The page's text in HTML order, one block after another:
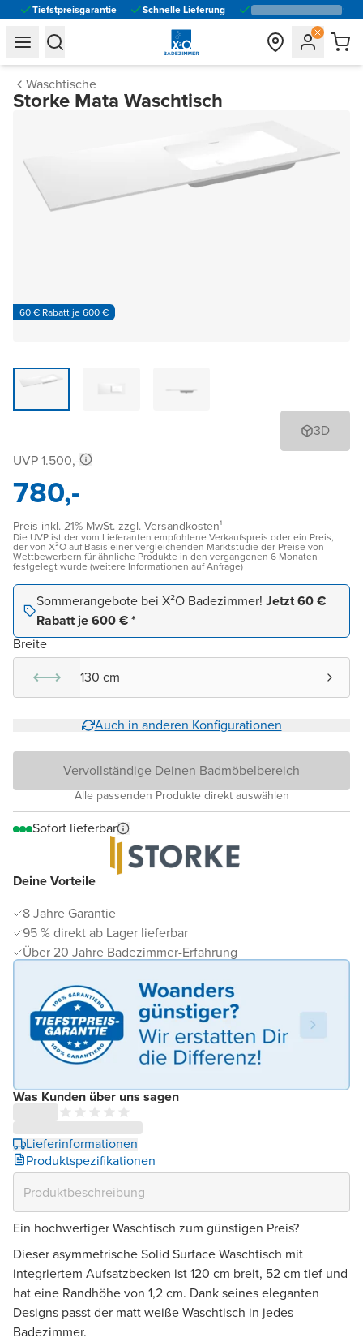
Tiefstpreisgarantie Schnelle Lieferung
general.navigation.toggle_menu.label
general.navigation.toggle_menu.label
Waschtische
Storke Mata Waschtisch
60 € Rabatt je 600 €
3D
Deine Vorteile
8 Jahre Garantie
95 % direkt ab Lager lieferbar
Über 20 Jahre Badezimmer-Erfahrung
Was Kunden über uns sagen
Lieferinformationen
Produktspezifikationen
UVP 1.500,-
780,-
Preis inkl. 21% MwSt. zzgl. Versandkosten¹
Die UVP ist der vom Lieferanten empfohlene Verkaufspreis oder ein Preis,
der von X²O auf Basis einer vergleichenden Marktstudie der Preise von
Wettbewerbern für ähnliche Produkte in den vergangenen 6 Monaten
festgelegt wurde (weitere Informationen auf Anfrage)
Sommerangebote bei X²O Badezimmer! Jetzt 60 €
Rabatt je 600 € *
Breite
130 cm
Auch in anderen Konfigurationen
Vervollständige Deinen Badmöbelbereich
Alle passenden Produkte direkt auswählen
Sofort lieferbar
Ein hochwertiger Waschtisch zum günstigen Preis?
Dieser asymmetrische Solid Surface Waschtisch mit
integriertem Aufsatzbecken ist 120 cm breit, 52 cm tief und
hat eine Randhöhe von 1,2 cm. Dank seines eleganten
Designs passt der matt weiße Waschtisch in jedes
Badezimmer.